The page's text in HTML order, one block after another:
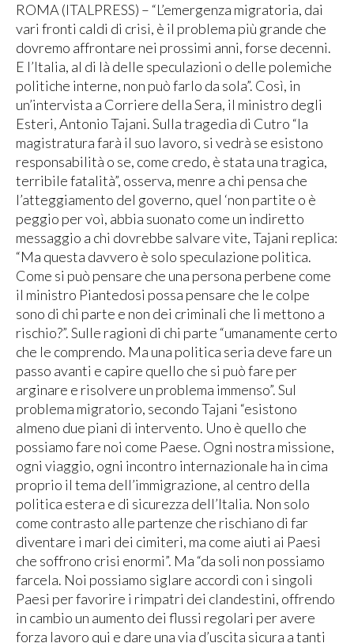
ROMA (ITALPRESS) – “L’emergenza migratoria, dai
vari fronti caldi di crisi, è il problema più grande che
dovremo affrontare nei prossimi anni, forse decenni.
E l’Italia, al di là delle speculazioni o delle polemiche
politiche interne, non può farlo da sola”. Così, in
un’intervista a Corriere della Sera, il ministro degli
Esteri, Antonio Tajani. Sulla tragedia di Cutro “la
magistratura farà il suo lavoro, si vedrà se esistono
responsabilità o se, come credo, è stata una tragica,
terribile fatalità”, osserva, menre a chi pensa che
l’atteggiamento del governo, quel ‘non partite o è
peggio per voì, abbia suonato come un indiretto
messaggio a chi dovrebbe salvare vite, Tajani replica:
“Ma questa davvero è solo speculazione politica.
Come si può pensare che una persona perbene come
il ministro Piantedosi possa pensare che le colpe
sono di chi parte e non dei criminali che li mettono a
rischio?”. Sulle ragioni di chi parte “umanamente certo
che le comprendo. Ma una politica seria deve fare un
passo avanti e capire quello che si può fare per
arginare e risolvere un problema immenso”. Sul
problema migratorio, secondo Tajani “esistono
almeno due piani di intervento. Uno è quello che
possiamo fare noi come Paese. Ogni nostra missione,
ogni viaggio, ogni incontro internazionale ha in cima
proprio il tema dell’immigrazione, al centro della
politica estera e di sicurezza dell’Italia. Non solo
come contrasto alle partenze che rischiano di far
diventare i mari dei cimiteri, ma come aiuti ai Paesi
che soffrono crisi enormi”. Ma “da soli non possiamo
farcela. Noi possiamo siglare accordi con i singoli
Paesi per favorire i rimpatri dei clandestini, offrendo
in cambio un aumento dei flussi regolari per avere
forza lavoro qui e dare una via d’uscita sicura a tanti